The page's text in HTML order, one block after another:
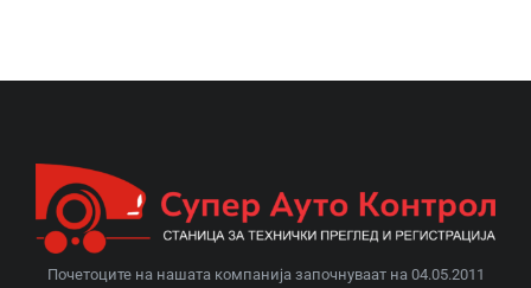
Почетоците на нашата компанија започнуваат на 04.05.2011